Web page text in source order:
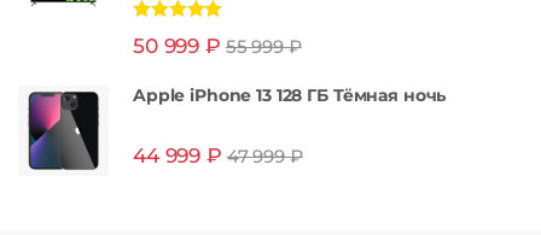
из 5
50 999 ₽ 55 999₽
Apple iPhone 13 128 ГБ Тёмная ночь
44 999 ₽ 47 999₽